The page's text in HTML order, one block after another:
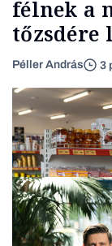
félnek a
tőzsdére
Péller András 3